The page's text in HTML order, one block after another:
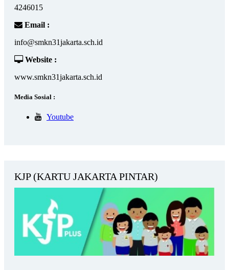
4246015
Email :
info@smkn31jakarta.sch.id
Website :
www.smkn31jakarta.sch.id
Media Sosial :
Youtube
KJP (KARTU JAKARTA PINTAR)